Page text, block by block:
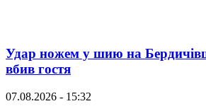
Удар ножем у шию на
вбив гостя
07.08.2026 - 15:32